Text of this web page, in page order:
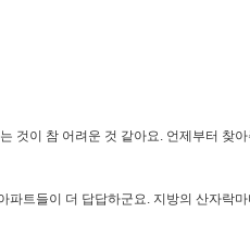
것이 참 어려운 것 같아요. 언제부터 찾
파트들이 더 답답하군요. 지방의 산자